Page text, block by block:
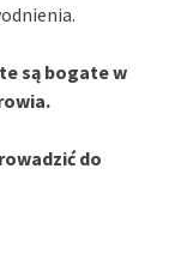
są bogate w
do